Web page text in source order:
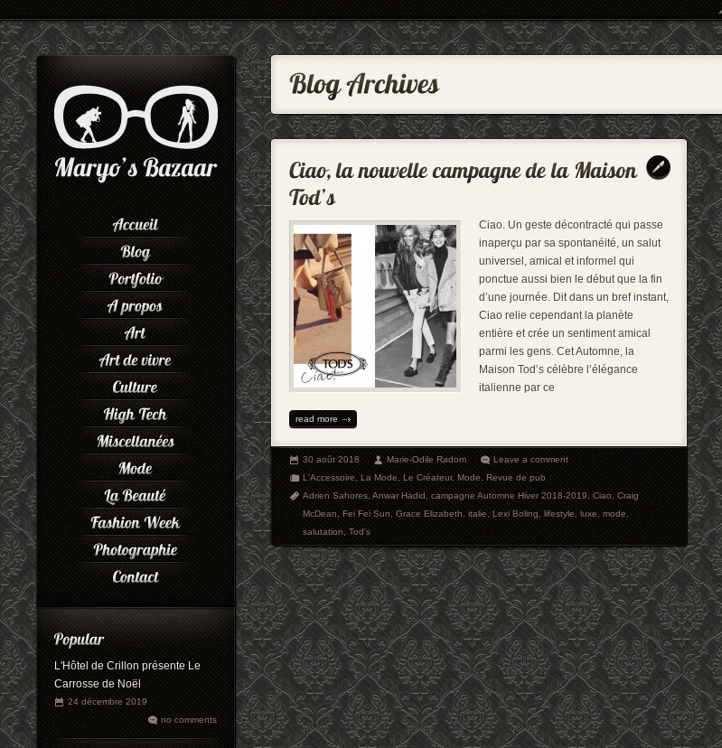
L'Hôtel de Crillon présente Le
Carrosse de Noël
24 décembre 2019
no comments
Ciao. Un geste décontracté qui passe
inaperçu par sa spontanéité, un salut
universel, amical et informel qui
ponctue aussi bien le début que la fin
d’une journée. Dit dans un bref instant,
Ciao relie cependant la planète
entière et crée un sentiment amical
parmi les gens. Cet Automne, la
Maison Tod’s célèbre l’élégance
italienne par ce
read more
30 août 2018 Marie-Odile Radom
Leave a comment
L'Accessoire,La Mode,Le Créateur,Mode,Revue de pub
Adrien Sahores,Anwar Hadid,campagne Automne Hiver 2018-2019,Ciao,Craig
McDean,Fei Fei Sun,Grace Elizabeth,italie,Lexi Boling,lifestyle,luxe,mode,
salutation,Tod's